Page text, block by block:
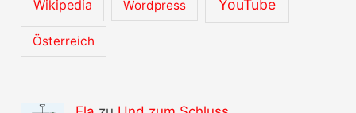
Wikipedia Wordpress YouTube
Österreich